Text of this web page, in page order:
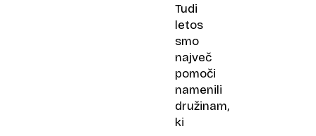
Tudi
letos
smo
največ
pomoči
namenili
družinam,
ki